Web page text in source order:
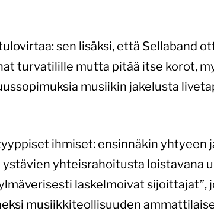
sen lisäksi, että Sellaband
turvatilille mutta pitää itse korot,
musiikin jakelusta
ihmiset: ensinnäkin yhtyeen
yhteisrahoitusta loistavana
laskelmoivat
musiikkiteollisuuden